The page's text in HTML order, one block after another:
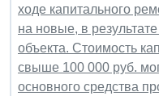
ходе капитального
на новые, в
объекта. Стоимость
свыше 100 000 руб.
основного средства